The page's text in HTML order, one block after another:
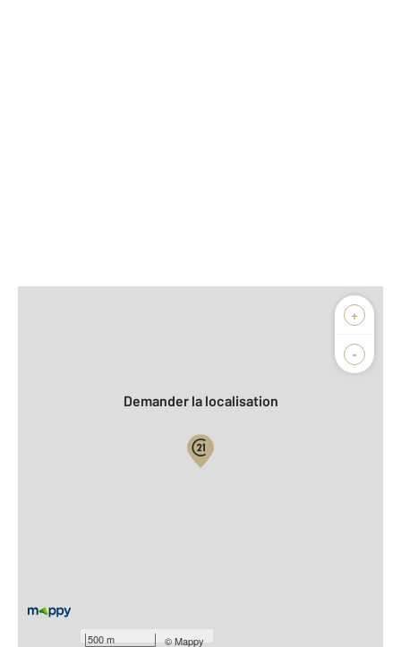
+
-
500 m ©Mappy
Biens vendus
Demander la localisation
Année construction : 2014